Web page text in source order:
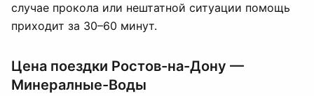
случае прокола или нештатной ситуации помощь
приходит за 30–60 минут.
Цена поездки Ростов-на-Дону —
Минералные-Воды